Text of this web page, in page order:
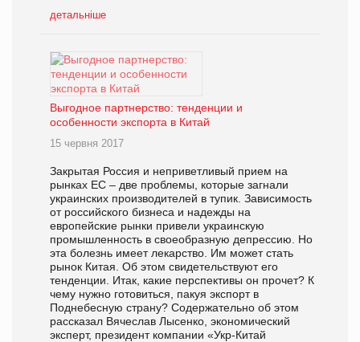
детальніше
Выгодное партнерство: тенденции и
особенности экспорта в Китай
15 червня 2017
Закрытая Россия и неприветливый прием на
рынках ЕС – две проблемы, которые загнали
украинских производителей в тупик. Зависимость
от российского бизнеса и надежды на
европейские рынки привели украинскую
промышленность в своеобразную депрессию. Но
эта болезнь имеет лекарство. Им может стать
рынок Китая. Об этом свидетельствуют его
тенденции. Итак, какие перспективы он прочет? К
чему нужно готовиться, пакуя экспорт в
Поднебесную страну? Содержательно об этом
рассказал Вячеслав Лысенко, экономический
эксперт, президент компании «Укр-Китай